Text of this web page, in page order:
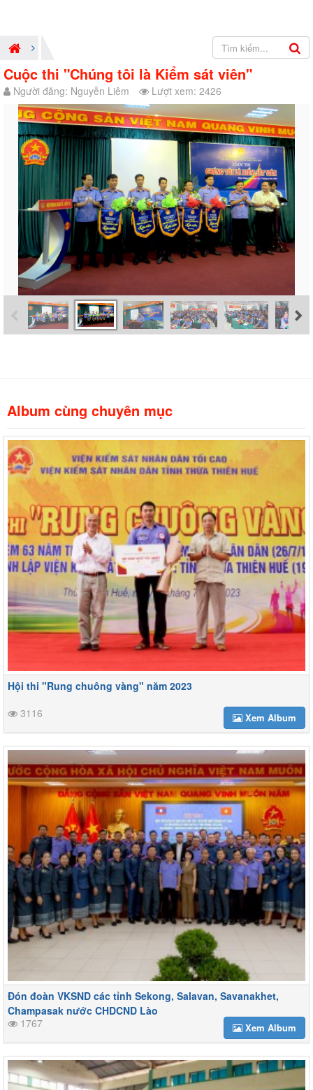
Cuộc thi "Chúng tôi là Kiểm sát viên"
Người đăng: Nguyễn Liêm Lượt xem: 2426
Album cùng chuyên mục
Hội thi "Rung chuông vàng" năm 2023
3116
Xem Album
Đón đoàn VKSND các tỉnh Sekong, Salavan, Savanakhet,
Champasak nước CHDCND Lào
1767
Xem Album